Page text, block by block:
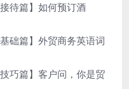
待篇】如何预订酒
础篇】外贸商务英语词
巧篇】客户问，你是贸